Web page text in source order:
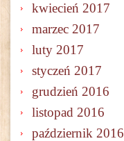
kwiecień 2017
marzec 2017
luty 2017
styczeń 2017
grudzień 2016
listopad 2016
październik 2016